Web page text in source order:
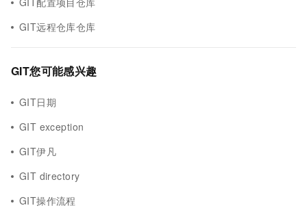
GIT远程仓库仓库
GIT您可能感兴趣
GIT日期
GIT exception
GIT伊凡
GIT directory
GIT操作流程